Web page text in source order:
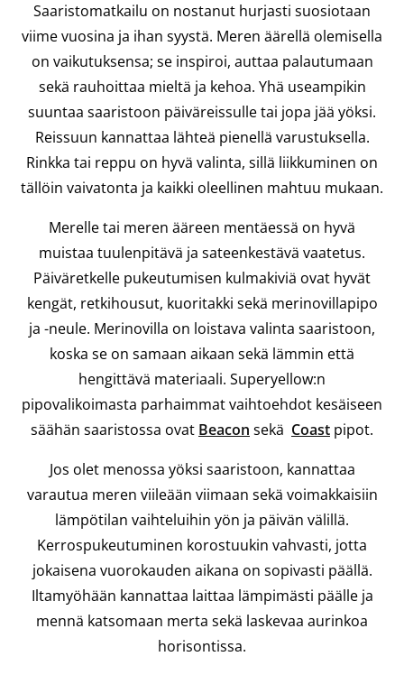
Saaristomatkailu on nostanut hurjasti suosiotaan
viime vuosina ja ihan syystä. Meren äärellä olemisella
on vaikutuksensa; se inspiroi, auttaa palautumaan
sekä rauhoittaa mieltä ja kehoa. Yhä useampikin
suuntaa saaristoon päiväreissulle tai jopa jää yöksi.
Reissuun kannattaa lähteä pienellä varustuksella.
Rinkka tai reppu on hyvä valinta, sillä liikkuminen on
tällöin vaivatonta ja kaikki oleellinen mahtuu mukaan.
Merelle tai meren ääreen mentäessä on hyvä
muistaa tuulenpitävä ja sateenkestävä vaatetus.
Päiväretkelle pukeutumisen kulmakiviä ovat hyvät
kengät, retkihousut, kuoritakki sekä merinovillapipo
ja -neule. Merinovilla on loistava valinta saaristoon,
koska se on samaan aikaan sekä lämmin että
hengittävä materiaali. Superyellow:n
pipovalikoimasta parhaimmat vaihtoehdot kesäiseen
säähän saaristossa ovat Beacon sekä Coast pipot.
Jos olet menossa yöksi saaristoon, kannattaa
varautua meren viileään viimaan sekä voimakkaisiin
lämpötilan vaihteluihin yön ja päivän välillä.
Kerrospukeutuminen korostuukin vahvasti, jotta
jokaisena vuorokauden aikana on sopivasti päällä.
Iltamyöhään kannattaa laittaa lämpimästi päälle ja
mennä katsomaan merta sekä laskevaa aurinkoa
horisontissa.